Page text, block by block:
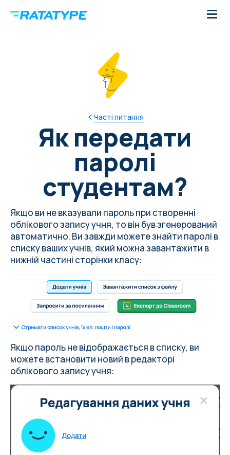
Часті питання
Як передати
паролі
студентам?
Якщо ви не вказували пароль при створенні
облікового запису учня, то він був згенерований
автоматично. Ви завжди можете знайти паролі в
списку ваших учнів, який можна завантажити в
нижній частині сторінки класу:
Якщо пароль не відображається в списку, ви
можете встановити новий в редакторі
облікового запису учня: